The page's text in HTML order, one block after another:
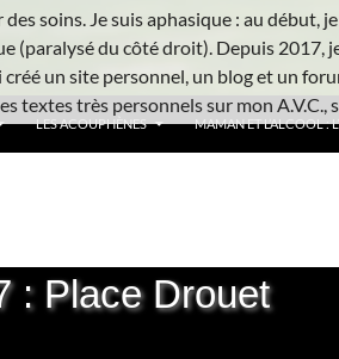
LES ACOUPHÈNES MAMAN ET L’ALCOOL :
: Place Drouet
soins. Je suis aphasique : au début,
(paralysé du côté droit). Depuis 2017,
un site personnel, un blog et un
textes très personnels sur mon A.V.C.,